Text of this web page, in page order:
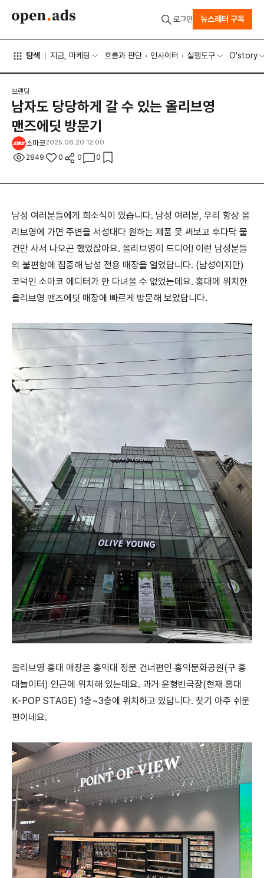
탐색 지금, 마케팅 흐름과 판단 인사이터 실행도구 O'story
로그인 뉴스레터 구독
브랜딩
남자도 당당하게 갈 수 있는 올리브영
맨즈에딧 방문기
소마코2025.06.20 12:00
2849 0 0 0
남성 여러분들에게 희소식이 있습니다. 남성 여러분, 우리 항상 올
리브영에 가면 주변을 서성대다 원하는 제품 못 써보고 후다닥 물
건만 사서 나오곤 했었잖아요. 올리브영이 드디어! 이런 남성분들
의 불편함에 집중해 남성 전용 매장을 열었답니다. (남성이지만)
코덕인 소마코 에디터가 안 다녀올 수 없었는데요. 홍대에 위치한
올리브영 맨즈에딧 매장에 빠르게 방문해 보았답니다.
올리브영 홍대 매장은 홍익대 정문 건너편인 홍익문화공원(구 홍
대놀이터) 인근에 위치해 있는데요. 과거 윤형빈극장(현재 홍대
K-POP STAGE) 1층~3층에 위치하고 있답니다. 찾기 아주 쉬운
편이네요.